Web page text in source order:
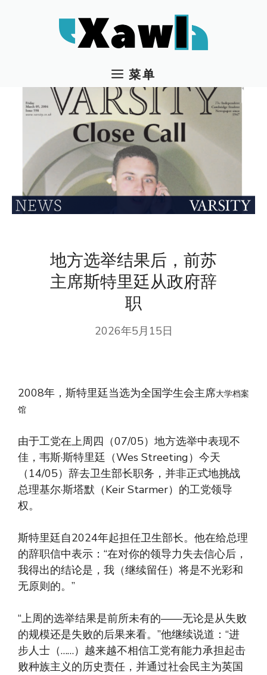
菜单
地方选举结果后，前苏
主席斯特里廷从政府辞
职
2026年5月15日
2008年，斯特里廷当选为全国学生会主席大学档案
馆
由于工党在上周四（07/05）地方选举中表现不
佳，韦斯·斯特里廷（Wes Streeting）今天
（14/05）辞去卫生部长职务，并非正式地挑战
总理基尔·斯塔默（Keir Starmer）的工党领导
权。
斯特里廷自2024年起担任卫生部长。他在给总理
的辞职信中表示：“在对你的领导力失去信心后，
我得出的结论是，我（继续留任）将是不光彩和
无原则的。”
“上周的选举结果是前所未有的——无论是从失败
的规模还是失败的后果来看。”他继续说道：“进
步人士（……）越来越不相信工党有能力承担起击
败种族主义的历史责任，并通过社会民主为英国